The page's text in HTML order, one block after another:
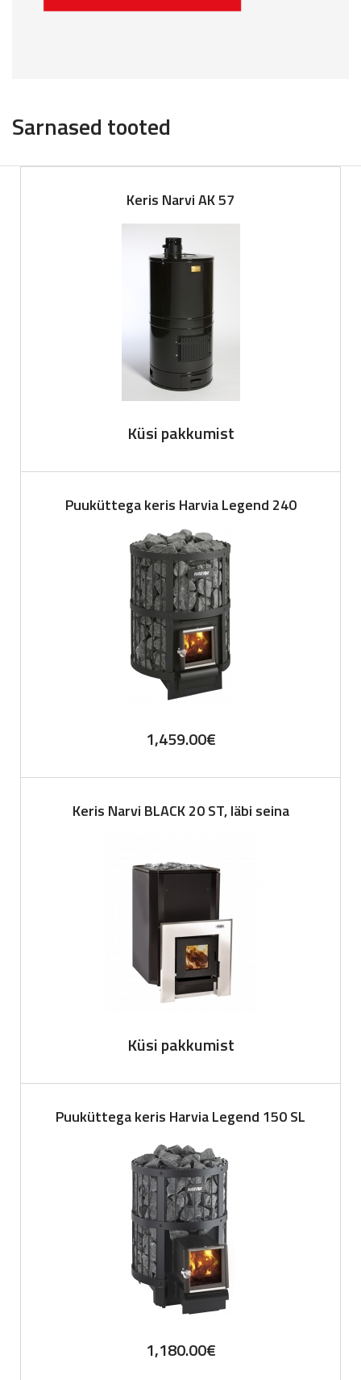
Sarnased tooted
Keris Narvi AK 57
Küsi pakkumist
Puuküttega keris Harvia Legend 240
1,459.00€
Keris Narvi BLACK 20 ST, läbi seina
Küsi pakkumist
Puuküttega keris Harvia Legend 150 SL
1,180.00€